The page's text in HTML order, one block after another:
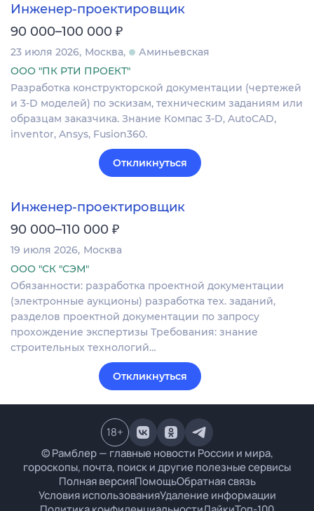
Инженер-проектировщик
90 000–100 000 ₽
23 июля 2026 Москва
Аминьевская
ООО "ПК РТИ ПРОЕКТ"
Разработка конструкторской документации (чертежей
и 3-D моделей) по эскизам, техническим заданиям или
образцам заказчика. Знание Компас 3-D, AutoCAD,
inventor, Ansys, Fusion360.
Откликнуться
Инженер-проектировщик
90 000–110 000 ₽
19 июля 2026 Москва
ООО "СК "СЭМ"
Обязанности: разработка проектной документации
(электронные аукционы) разработка тех. заданий,
разделов проектной документации по запросу
прохождение экспертизы Требования: знание
строительных технологий…
Откликнуться
© Рамблер — главные новости России и мира,
гороскопы, почта, поиск и другие полезные сервисы
Полная версияПомощьОбратная связь
Условия использованияУдаление информации
18+